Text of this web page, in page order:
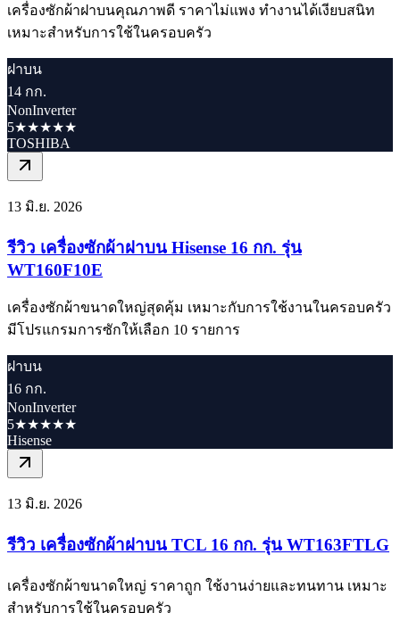
เครื่องซักผ้าฝาบนคุณภาพดี ราคาไม่แพง ทำงานได้เงียบสนิท
เหมาะสำหรับการใช้ในครอบครัว
ฝาบน
14 กก.
NonInverter
5★★★★★
TOSHIBA
13 มิ.ย. 2026
รีวิว เครื่องซักผ้าฝาบน Hisense 16 กก. รุ่น
WT160F10E
เครื่องซักผ้าขนาดใหญ่สุดคุ้ม เหมาะกับการใช้งานในครอบครัว
มีโปรแกรมการซักให้เลือก 10 รายการ
ฝาบน
16 กก.
NonInverter
5★★★★★
Hisense
13 มิ.ย. 2026
รีวิว เครื่องซักผ้าฝาบน TCL 16 กก. รุ่น WT163FTLG
เครื่องซักผ้าขนาดใหญ่ ราคาถูก ใช้งานง่ายและทนทาน เหมาะ
สำหรับการใช้ในครอบครัว